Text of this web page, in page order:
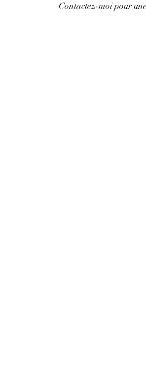
Contactez-moi pour